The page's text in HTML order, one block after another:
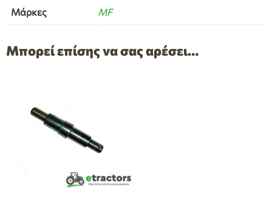
Μάρκες MF
Μπορεί επίσης να σας αρέσει…